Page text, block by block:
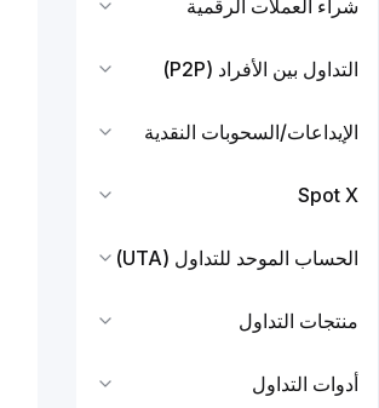
شراء العملات الرقمية
التداول بين الأفراد (P2P)
الإيداعات/السحوبات النقدية
Spot X
الحساب الموحد للتداول (UTA)
منتجات التداول
أدوات التداول